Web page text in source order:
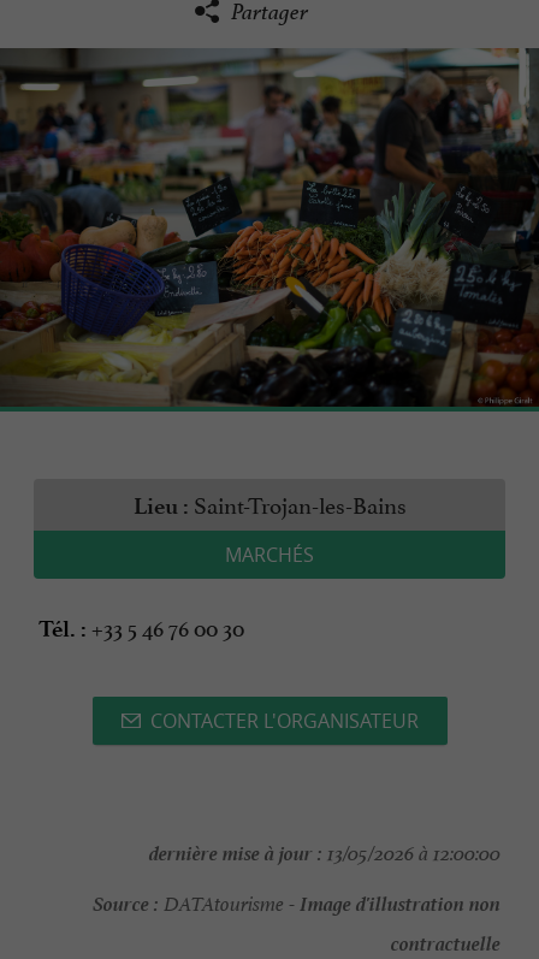
Partager
Lieu : Saint-Trojan-les-Bains
MARCHÉS
Tél. : +33 5 46 76 00 30
CONTACTER L'ORGANISATEUR
dernière mise à jour : 13/05/2026 à 12:00:00
Source : DATAtourisme -Image d'illustration non
contractuelle